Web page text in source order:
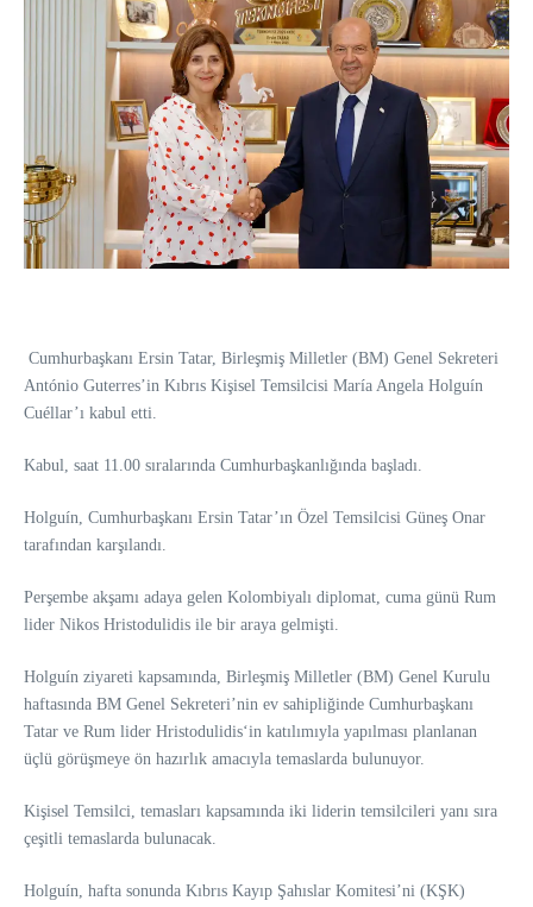
Cumhurbaşkanı Ersin Tatar, Birleşmiş Milletler (BM) Genel Sekreteri
António Guterres’in Kıbrıs Kişisel Temsilcisi María Angela Holguín
Cuéllar’ı kabul etti.
Kabul, saat 11.00 sıralarında Cumhurbaşkanlığında başladı.
Holguín, Cumhurbaşkanı Ersin Tatar’ın Özel Temsilcisi Güneş Onar
tarafından karşılandı.
Perşembe akşamı adaya gelen Kolombiyalı diplomat, cuma günü Rum
lider Nikos Hristodulidis ile bir araya gelmişti.
Holguín ziyareti kapsamında, Birleşmiş Milletler (BM) Genel Kurulu
haftasında BM Genel Sekreteri’nin ev sahipliğinde Cumhurbaşkanı
Tatar ve Rum lider Hristodulidis‘in katılımıyla yapılması planlanan
üçlü görüşmeye ön hazırlık amacıyla temaslarda bulunuyor.
Kişisel Temsilci, temasları kapsamında iki liderin temsilcileri yanı sıra
çeşitli temaslarda bulunacak.
Holguín, hafta sonunda Kıbrıs Kayıp Şahıslar Komitesi’ni (KŞK)